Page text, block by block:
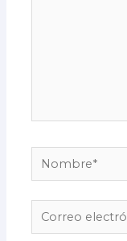
Nombre*
Correo
electrónico*